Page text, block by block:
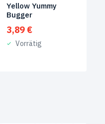
Yellow Yummy
Bugger
3,89 €
Vorrätig